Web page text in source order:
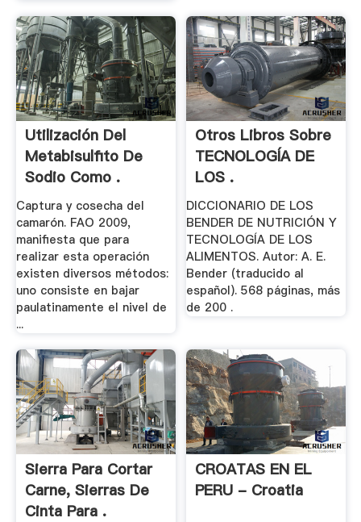
Utilización Del
Metabisulfito De
Sodio Como .
Captura y cosecha del
camarón. FAO 2009,
manifiesta que para
realizar esta operación
existen diversos métodos:
uno consiste en bajar
paulatinamente el nivel de
...
Otros Libros Sobre
TECNOLOGÍA DE
LOS .
DICCIONARIO DE LOS
BENDER DE NUTRICIÓN Y
TECNOLOGÍA DE LOS
ALIMENTOS. Autor: A. E.
Bender (traducido al
español). 568 páginas, más
de 200 .
Sierra Para Cortar
Carne, Sierras De
Cinta Para .
CROATAS EN EL
PERU - Croatia